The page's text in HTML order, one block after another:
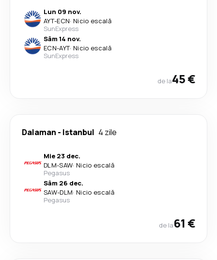
Lun 09 nov.
AYT-ECN· Nicio escală
SunExpress
Sâm 14 nov.
ECN-AYT· Nicio escală
SunExpress
de la45 €
Dalaman - Istanbul 4 zile
Mie 23 dec.
DLM-SAW· Nicio escală
Pegasus
Sâm 26 dec.
SAW-DLM· Nicio escală
Pegasus
de la61 €